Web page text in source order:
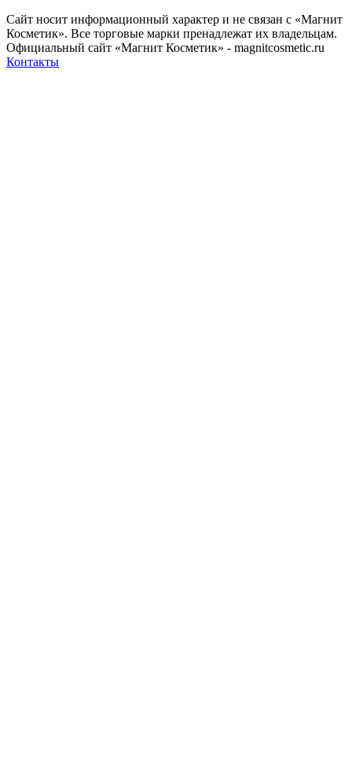
Сайт носит информационный характер и не связан с «Магнит
Косметик». Все торговые марки пренадлежат их владельцам.
Официальный сайт «Магнит Косметик» - magnitcosmetic.ru
Контакты